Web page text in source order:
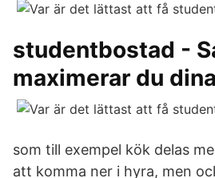
studentbostad -
maximerar du
som till exempel kök delas
att komma ner i hyra, men